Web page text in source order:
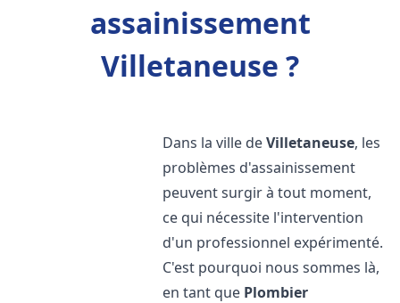
assainissement
Villetaneuse ?
Dans la ville deVilletaneuse, les
problèmes d'assainissement
peuvent surgir à tout moment,
ce qui nécessite l'intervention
d'un professionnel expérimenté.
C'est pourquoi nous sommes là,
en tant que Plombier